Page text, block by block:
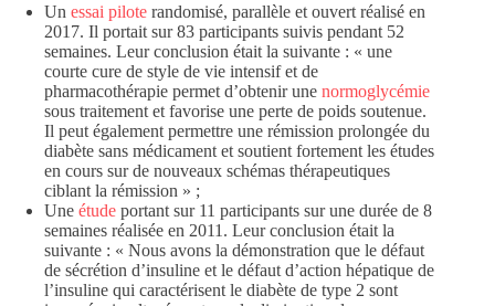
Un essai pilote randomisé, parallèle et ouvert réalisé en
2017. Il portait sur 83 participants suivis pendant 52
semaines. Leur conclusion était la suivante : « une
courte cure de style de vie intensif et de
pharmacothérapie permet d’obtenir une normoglycémie
sous traitement et favorise une perte de poids soutenue.
Il peut également permettre une rémission prolongée du
diabète sans médicament et soutient fortement les études
en cours sur de nouveaux schémas thérapeutiques
ciblant la rémission » ;
Une étude portant sur 11 participants sur une durée de 8
semaines réalisée en 2011. Leur conclusion était la
suivante : « Nous avons la démonstration que le défaut
de sécrétion d’insuline et le défaut d’action hépatique de
l’insuline qui caractérisent le diabète de type 2 sont